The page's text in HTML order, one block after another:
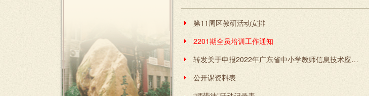
第11周区教研活动安排
2201期全员培训工作通知
转发关于申报2022年广东省中小学教师信息技术应用能力提升工程2.0专项科研的通知
公开课资料表